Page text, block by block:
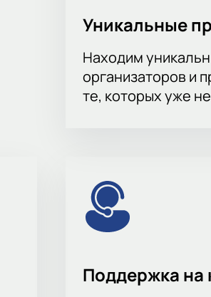
Уникальные
Находим
организаторов и
те, которых уже
Поддержка на